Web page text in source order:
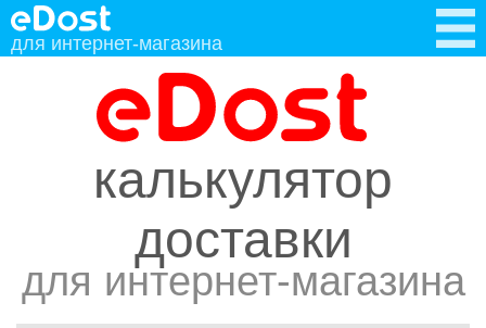
для интернет-магазина
калькулятор
доставки
для интернет-магазина